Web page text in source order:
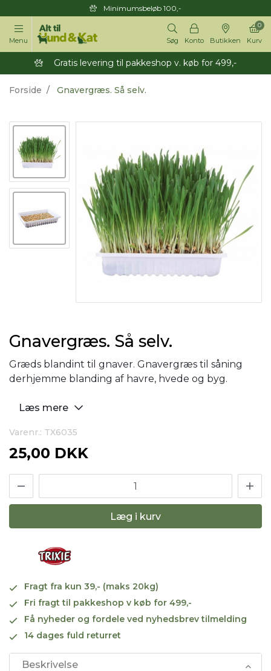
Minimumsbeløb 100,-
Menu Søg Konto Butikken Kurv
0
Gratis levering til pakkeshop v. køb for 499,-
Forside Gnavergræs. Så selv.
Gnavergræs. Så selv.
Græds blandint til gnaver. Gnavergræs til såning
derhjemme blanding af havre, hvede og byg.
Læs mere
Varenr.: TX6035
25,00 DKK
Læg i kurv
Fragt fra kun 39,- (maks 20kg)
Fri fragt til pakkeshop v køb for 499,-
Få nyheder og fordele ved nyhedsbrev tilmelding
14 dages fuld returret
Beskrivelse